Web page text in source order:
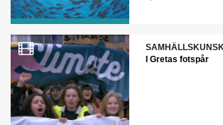
I Gretas fotspår